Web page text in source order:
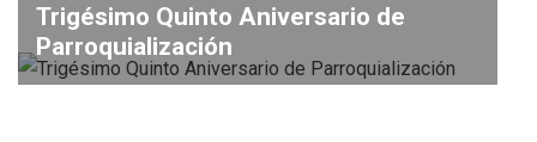
Trigésimo Quinto Aniversario de
Parroquialización